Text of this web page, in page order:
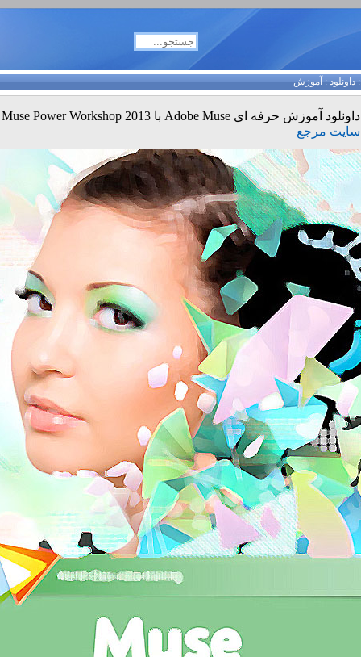
داونلود:آموزش
داونلود آموزش حرفه ای Adobe Muse با Muse Power Workshop 2013
سایت مرجع